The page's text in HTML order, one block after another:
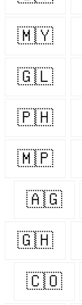
🇲🇾
🇬🇱
🇵🇭
🇲🇵
🇦🇬
🇬🇭
🇨🇴